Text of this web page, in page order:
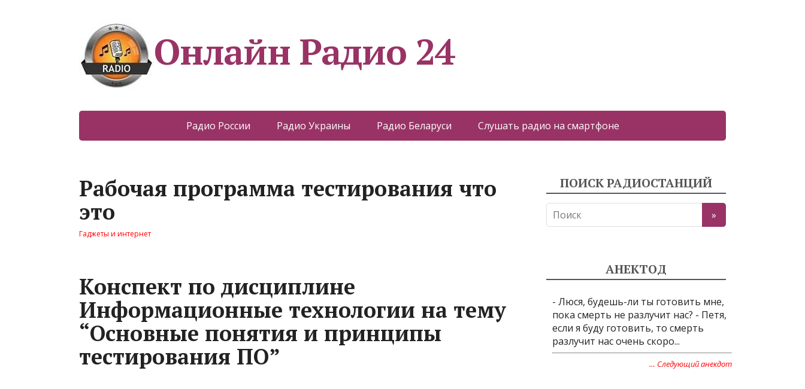
Онлайн Радио 24
Радио России Радио Украины Радио Беларуси Слушать радио на смартфоне
Рабочая программа тестирования что
это
Гаджеты и интернет
Конспект по дисциплине
Информационные технологии на тему
“Основные понятия и принципы
тестирования ПО”
ПОИСК РАДИОСТАНЦИЙ
АНЕКТОД
- Люся, будешь-ли ты готовить мне,
пока смерть не разлучит нас? - Петя,
если я буду готовить, то смерть
разлучит нас очень скоро...
… Следующий анекдот